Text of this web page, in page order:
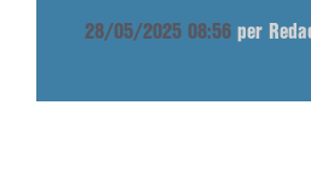
28/05/2025 08:56 per